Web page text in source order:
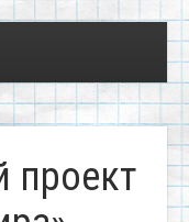
проект